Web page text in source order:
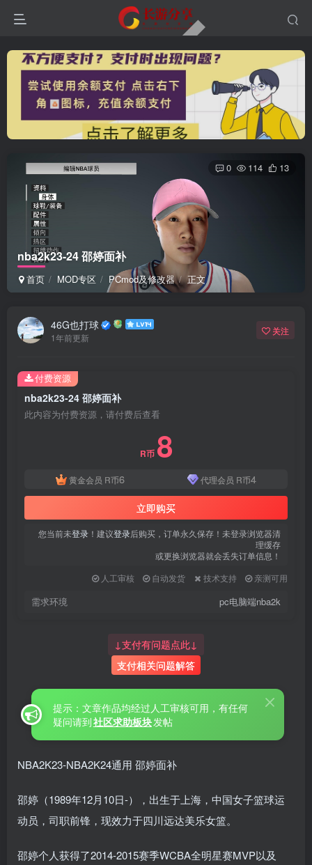
nba2k23-24 邵婷面补
首页 MOD专区 PCmod及修改器 正文
0 114 13
46G也打球
1年前更新
关注
nba2k23-24 邵婷面补
此内容为付费资源，请付费后查看
R币 8
黄金会员 R币6 代理会员 R币4
立即购买
您当前未登录 ！建议登录后购买，订单永久保存！未登录浏览器清
理缓存
或更换浏览器就会丢失订单信息！
人工审核
自动发货 技术支持 亲测可用
需求环境 pc电脑端nba2k
付费资源
↓支付有问题点此↓
支付相关问题解答
提示：文章作品均经过人工审核可用，有任何
疑问请到社区求助板块发帖
NBA2K23-NBA2K24通用 邵婷面补
邵婷（1989年12月10日-），出生于上海，中国女子篮球运
动员，司职前锋，现效力于四川远达美乐女篮。
邵婷个人获得了2014-2015赛季WCBA全明星赛MVP以及